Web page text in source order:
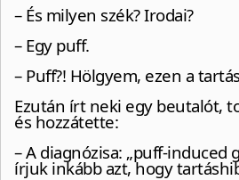
– És milyen szék? Irodai?
– Egy puff.
– Puff?! Hölgyem, ezen a
Ezután írt neki egy beutalót,
és hozzátette:
– A diagnózisa: „puff-induced
írjuk inkább azt, hogy